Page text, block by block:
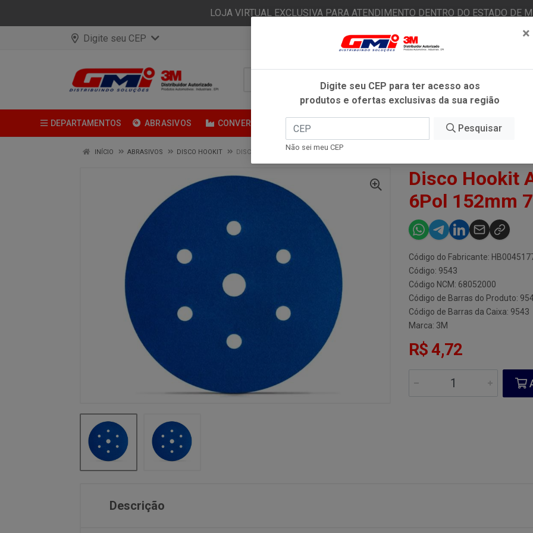
LOJA VIRTUAL EXCLUSIVA PARA ATENDIMENTO DENTRO DO ESTADO DE
Digite seu CEP Já é cliente? - Entrar
DEPARTAMENTOS ABRASIVOS CONVERSÃO FITAS ADESIVAS ESTÉTICA AUTOMOTIVA
INÍCIO ABRASIVOS DISCO HOOKIT DISCO HOOKIT AUTOMOTIVO BLUE 321U 6POL 152MM 7 FUROS #800 - 3M
Disco Hookit
6Pol 152mm
Código do Fabricante:
Código: 9543
Código NCM: 68052000
Código de Barras do Produto:
Código de Barras da Caixa: 9543
Marca: 3M
R$ 4,72
Descrição
×
Digite seu CEP para ter acesso aos
produtos e ofertas exclusivas da sua região
Pesquisar
Não sei meu CEP